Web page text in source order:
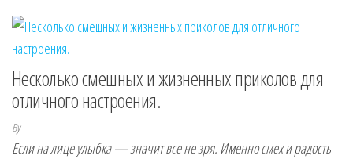
Несколько смешных и жизненных приколов для
отличного настроения.
By
Если на лице улыбка — значит все не зря. Именно смех и радость